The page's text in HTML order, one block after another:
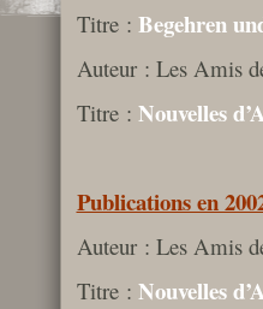
Titre : Begehren
Auteur : Les Amis
Titre : Nouvelles
Publications en
Auteur : Les Amis
Titre : Nouvelles